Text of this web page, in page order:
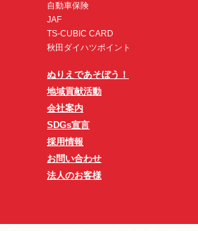
自動車保険
JAF
TS-CUBIC CARD
秋田ダイハツポイント
ぬりえであそぼう！
地域貢献活動
会社案内
SDGs宣言
採用情報
お問い合わせ
法人のお客様